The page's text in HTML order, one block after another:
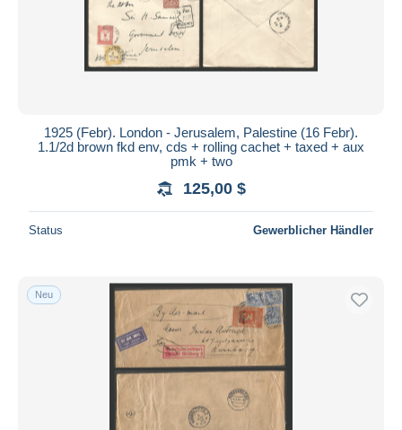
1925 (Febr). London - Jerusalem, Palestine (16 Febr).
1.1/2d brown fkd env, cds + rolling cachet + taxed + aux
pmk + two
125,00 $
Status Gewerblicher Händler
Neu